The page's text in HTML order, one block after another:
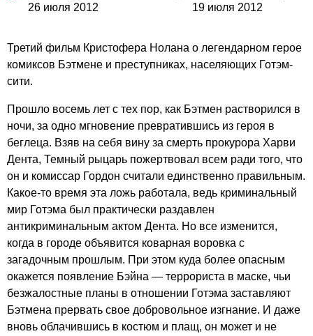
26 июля 2012
19 июля 2012
Третий фильм Кристофера Нолана о легендарном герое
комиксов Бэтмене и преступниках, населяющих Готэм-
сити.
Прошло восемь лет с тех пор, как Бэтмен растворился в
ночи, за одно мгновение превратившись из героя в
беглеца. Взяв на себя вину за смерть прокурора Харви
Дента, Темный рыцарь пожертвовал всем ради того, что
он и комиссар Гордон считали единственно правильным.
Какое-то время эта ложь работала, ведь криминальный
мир Готэма был практически раздавлен
антикриминальным актом Дента. Но все изменится,
когда в городе объявится коварная воровка с
загадочным прошлым. При этом куда более опасным
окажется появление Бэйна — террориста в маске, чьи
безжалостные планы в отношении Готэма заставляют
Бэтмена прервать свое добровольное изгнание. И даже
вновь облачившись в костюм и плащ, он может и не